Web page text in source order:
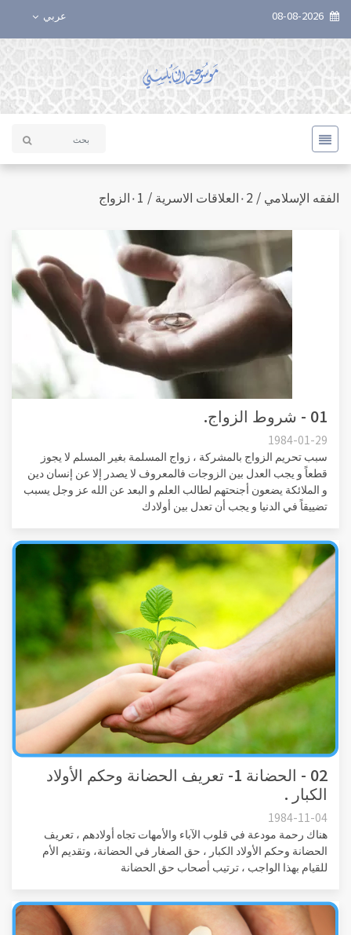
عربي
الفقه الإسلامي / ٠2العلاقات الاسرية / ٠1الزواج
01 - شروط الزواج.
1984-01-29
سبب تحريم الزواج بالمشركة ، زواج المسلمة بغير المسلم لا يجوز
قطعاً و يجب العدل بين الزوجات فالمعروف لا يصدر إلا عن إنسان دين
و الملائكة يضعون أجنحتهم لطالب العلم و البعد عن الله عز وجل يسبب
تضييقاً في الدنيا و يجب أن تعدل بين أولادك
02 - الحضانة 1- تعريف الحضانة وحكم الأولاد
الكبار .
1984-11-04
هناك رحمة مودعة في قلوب الآباء والأمهات تجاه أولادهم ، تعريف
الحضانة وحكم الأولاد الكبار ، حق الصغار في الحضانة، وتقديم الأم
للقيام بهذا الواجب ، ترتيب أصحاب حق الحضانة